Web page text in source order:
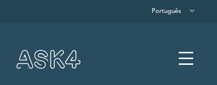
Português
Menu